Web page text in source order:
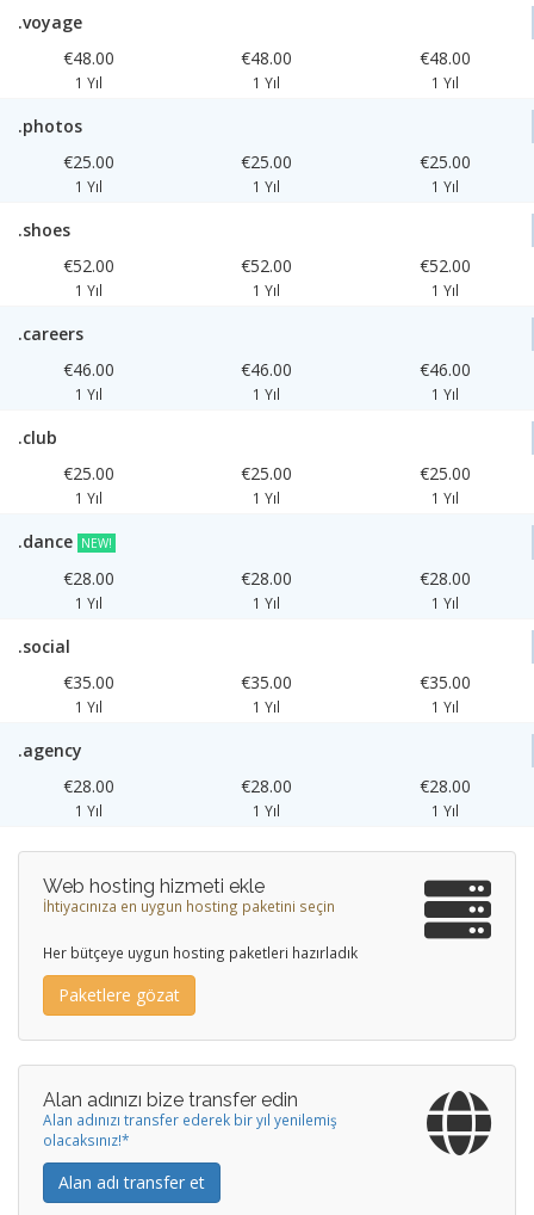
.voyage
€48.00
1 Yıl
€48.00
1 Yıl
€48.00
1 Yıl
.photos
€25.00
1 Yıl
€25.00
1 Yıl
€25.00
1 Yıl
.shoes
€52.00
1 Yıl
€52.00
1 Yıl
€52.00
1 Yıl
.careers
€46.00
1 Yıl
€46.00
1 Yıl
€46.00
1 Yıl
.club
€25.00
1 Yıl
€25.00
1 Yıl
€25.00
1 Yıl
.dance NEW!
€28.00
1 Yıl
€28.00
1 Yıl
€28.00
1 Yıl
.social
€35.00
1 Yıl
€35.00
1 Yıl
€35.00
1 Yıl
.agency
€28.00
1 Yıl
€28.00
1 Yıl
€28.00
1 Yıl
Web hosting hizmeti ekle
İhtiyacınıza en uygun hosting paketini seçin
Her bütçeye uygun hosting paketleri hazırladık
Paketlere gözat
Alan adınızı bize transfer edin
Alan adınızı transfer ederek bir yıl yenilemiş
olacaksınız!*
Alan adı transfer et